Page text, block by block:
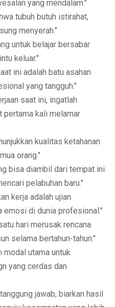
yang mendalam."
tubuh butuh istirahat,
menyerah."
untuk belajar bersabar
keluar."
ini adalah batu asahan
yang tangguh."
saat ini, ingatlah
pertama kali melamar
kualitas ketahanan
orang."
bisa diambil dari tempat ini
pelabuhan baru."
kerja adalah ujian
emosi di dunia profesional."
hari merusak rencana
selama bertahun-tahun."
modal utama untuk
yang cerdas dan
jawab, biarkan hasil